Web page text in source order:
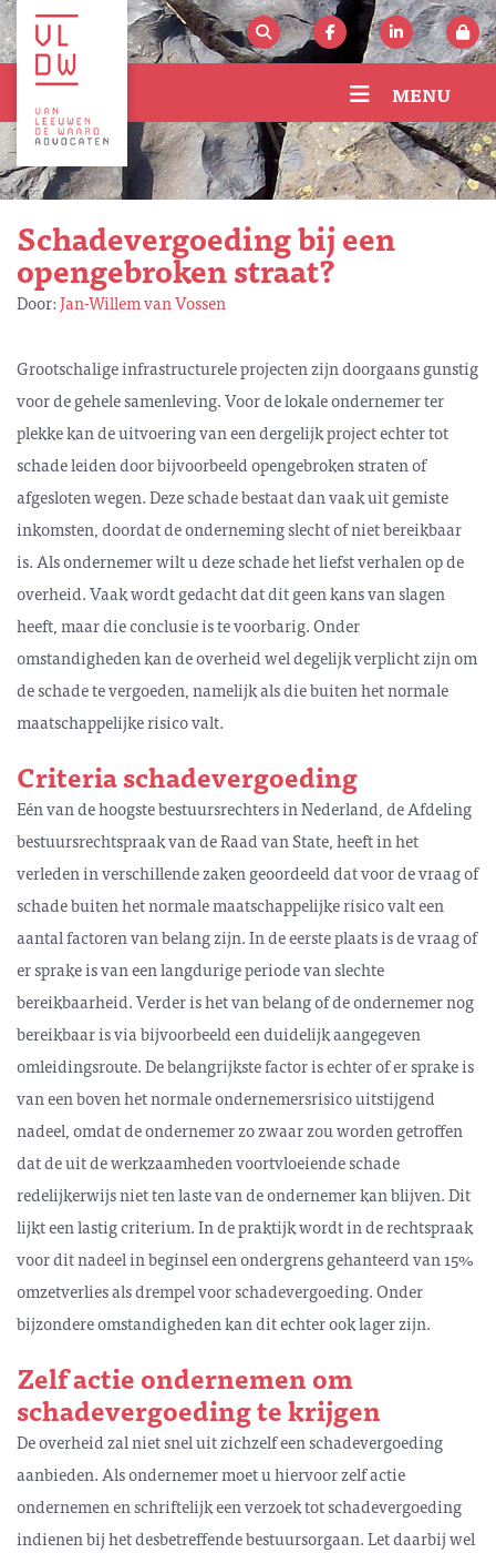
MENU
Schadevergoeding bij een
opengebroken straat?
Door:Jan-Willem van Vossen
Grootschalige infrastructurele projecten zijn doorgaans gunstig
voor de gehele samenleving. Voor de lokale ondernemer ter
plekke kan de uitvoering van een dergelijk project echter tot
schade leiden door bijvoorbeeld opengebroken straten of
afgesloten wegen. Deze schade bestaat dan vaak uit gemiste
inkomsten, doordat de onderneming slecht of niet bereikbaar
is. Als ondernemer wilt u deze schade het liefst verhalen op de
overheid. Vaak wordt gedacht dat dit geen kans van slagen
heeft, maar die conclusie is te voorbarig. Onder
omstandigheden kan de overheid wel degelijk verplicht zijn om
de schade te vergoeden, namelijk als die buiten het normale
maatschappelijke risico valt.
Criteria schadevergoeding
Eén van de hoogste bestuursrechters in Nederland, de Afdeling
bestuursrechtspraak van de Raad van State, heeft in het
verleden in verschillende zaken geoordeeld dat voor de vraag of
schade buiten het normale maatschappelijke risico valt een
aantal factoren van belang zijn. In de eerste plaats is de vraag of
er sprake is van een langdurige periode van slechte
bereikbaarheid. Verder is het van belang of de ondernemer nog
bereikbaar is via bijvoorbeeld een duidelijk aangegeven
omleidingsroute. De belangrijkste factor is echter of er sprake is
van een boven het normale ondernemersrisico uitstijgend
nadeel, omdat de ondernemer zo zwaar zou worden getroffen
dat de uit de werkzaamheden voortvloeiende schade
redelijkerwijs niet ten laste van de ondernemer kan blijven. Dit
lijkt een lastig criterium. In de praktijk wordt in de rechtspraak
voor dit nadeel in beginsel een ondergrens gehanteerd van 15%
omzetverlies als drempel voor schadevergoeding. Onder
bijzondere omstandigheden kan dit echter ook lager zijn.
Zelf actie ondernemen om
schadevergoeding te krijgen
De overheid zal niet snel uit zichzelf een schadevergoeding
aanbieden. Als ondernemer moet u hiervoor zelf actie
ondernemen en schriftelijk een verzoek tot schadevergoeding
indienen bij het desbetreffende bestuursorgaan. Let daarbij wel